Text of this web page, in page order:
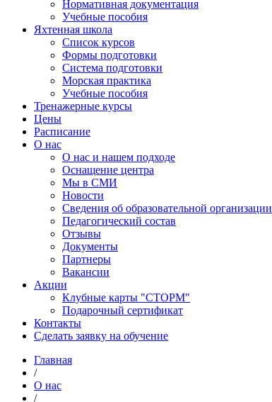
Нормативная документация
Учебные пособия
Яхтенная школа
Список курсов
Формы подготовки
Cистема подготовки
Морская практика
Учебные пособия
Тренажерные курсы
Цены
Расписание
О нас
О нас и нашем подходе
Оснащение центра
Мы в СМИ
Новости
Сведения об образовательной организации
Педагогический состав
Отзывы
Документы
Партнеры
Вакансии
Акции
Клубные карты "СТОРМ"
Подарочный сертификат
Контакты
Сделать заявку на обучение
Главная
/
О нас
/